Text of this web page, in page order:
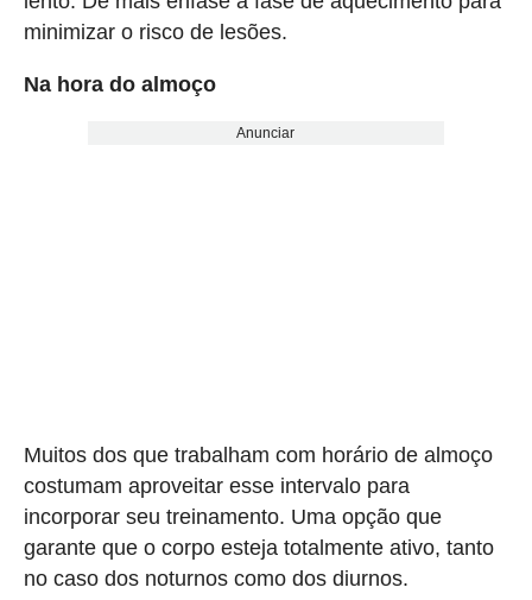
minimizar o risco de lesões.
Na hora do almoço
Anunciar
Muitos dos que trabalham com horário de almoço
costumam aproveitar esse intervalo para
incorporar seu treinamento. Uma opção que
garante que o corpo esteja totalmente ativo, tanto
no caso dos noturnos como dos diurnos.